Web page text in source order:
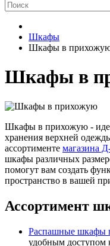
Шкафы
Шкафы в
Шкафы в
Шкафы в прихожую -
хранения верхней
ассортименте магазина
шкафы различных
помогут вам создать
пространство в вашей
Ассортимент
Распашные шкафы
удобным доступом